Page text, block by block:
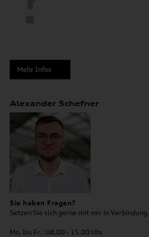
Mehr Infos
Alexander Schefner
Sie haben Fragen?
Setzen Sie sich gerne mit mir in Verbindung.
Mo. bis Fr.: 08.00 - 15.00 Uhr